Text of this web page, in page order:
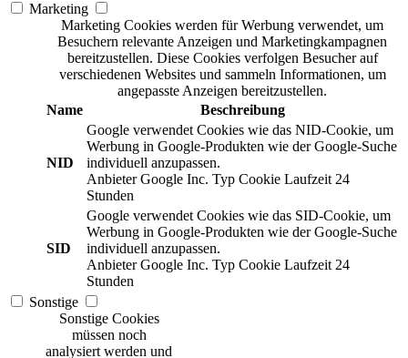
Marketing
Marketing Cookies werden für Werbung verwendet, um
Besuchern relevante Anzeigen und Marketingkampagnen
bereitzustellen. Diese Cookies verfolgen Besucher auf
verschiedenen Websites und sammeln Informationen, um
angepasste Anzeigen bereitzustellen.
Name
Beschreibung
NID
Google verwendet Cookies wie das NID-Cookie, um
Werbung in Google-Produkten wie der Google-Suche
individuell anzupassen.
Anbieter Google Inc. Typ Cookie Laufzeit 24
Stunden
SID
Google verwendet Cookies wie das SID-Cookie, um
Werbung in Google-Produkten wie der Google-Suche
individuell anzupassen.
Anbieter Google Inc. Typ Cookie Laufzeit 24
Stunden
Sonstige
Sonstige Cookies
müssen noch
analysiert werden und